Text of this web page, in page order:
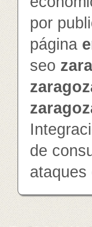
por
página
seo
de
ataques